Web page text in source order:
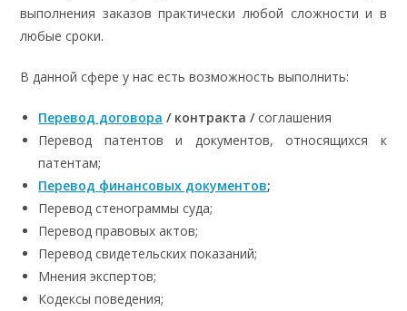
выполнения заказов практически любой сложности и в
любые сроки.
В данной сфере у нас есть возможность выполнить:
Перевод договора / контракта /соглашения
Перевод патентов и документов, относящихся к
патентам;
Перевод финансовых документов;
Перевод стенограммы суда;
Перевод правовых актов;
Перевод свидетельских показаний;
Мнения экспертов;
Кодексы поведения;